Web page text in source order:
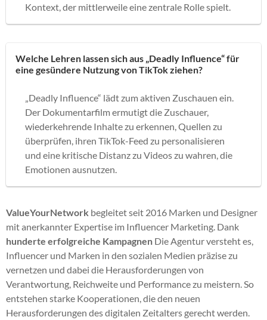
Kontext, der mittlerweile eine zentrale Rolle spielt.
Welche Lehren lassen sich aus „Deadly Influence“ für
eine gesündere Nutzung von TikTok ziehen?
„Deadly Influence“ lädt zum aktiven Zuschauen ein.
Der Dokumentarfilm ermutigt die Zuschauer,
wiederkehrende Inhalte zu erkennen, Quellen zu
überprüfen, ihren TikTok-Feed zu personalisieren
und eine kritische Distanz zu Videos zu wahren, die
Emotionen ausnutzen.
ValueYourNetwork begleitet seit 2016 Marken und Designer
mit anerkannter Expertise im Influencer Marketing. Dank
hunderte erfolgreiche Kampagnen Die Agentur versteht es,
Influencer und Marken in den sozialen Medien präzise zu
vernetzen und dabei die Herausforderungen von
Verantwortung, Reichweite und Performance zu meistern. So
entstehen starke Kooperationen, die den neuen
Herausforderungen des digitalen Zeitalters gerecht werden.